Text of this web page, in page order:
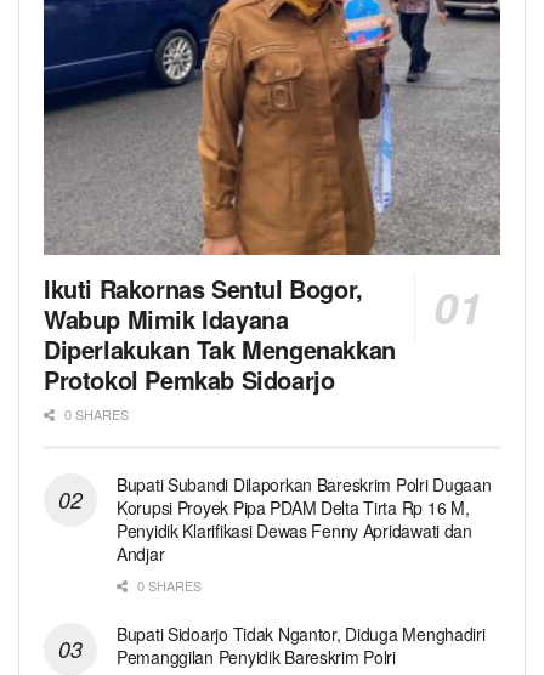
Ikuti Rakornas Sentul Bogor,
Wabup Mimik Idayana
Diperlakukan Tak Mengenakkan
Protokol Pemkab Sidoarjo
0 SHARES
Bupati Subandi Dilaporkan Bareskrim Polri Dugaan
Korupsi Proyek Pipa PDAM Delta Tirta Rp 16 M,
Penyidik Klarifikasi Dewas Fenny Apridawati dan
Andjar
0 SHARES
Bupati Sidoarjo Tidak Ngantor, Diduga Menghadiri
Pemanggilan Penyidik Bareskrim Polri